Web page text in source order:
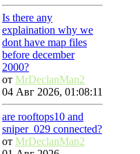
Is there any
explaination why we
dont have map files
before december
2000?
от MrDeclanMan2
04 Авг 2026, 01:08:11
are rooftops10 and
sniper_029 connected?
от MrDeclanMan2